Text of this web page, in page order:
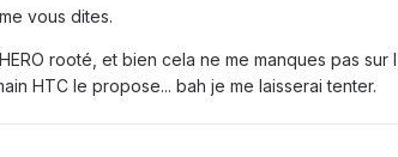
vous dites.
rooté, et bien cela ne me manques pas
HTC le propose... bah je me laisserai tenter.